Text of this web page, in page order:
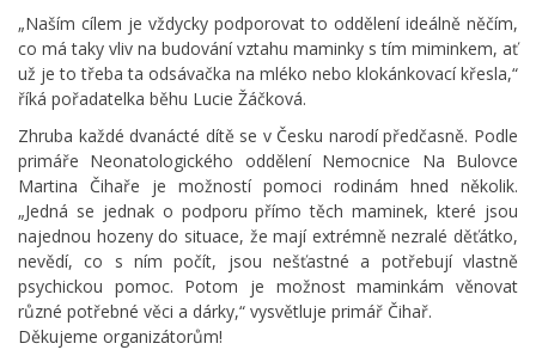
„Naším cílem je vždycky podporovat to oddělení ideálně něčím,
co má taky vliv na budování vztahu maminky s tím miminkem, ať
už je to třeba ta odsávačka na mléko nebo klokánkovací křesla,“
říká pořadatelka běhu Lucie Žáčková.
Zhruba každé dvanácté dítě se v Česku narodí předčasně. Podle
primáře Neonatologického oddělení Nemocnice Na Bulovce
Martina Čihaře je možností pomoci rodinám hned několik.
„Jedná se jednak o podporu přímo těch maminek, které jsou
najednou hozeny do situace, že mají extrémně nezralé děťátko,
nevědí, co s ním počít, jsou nešťastné a potřebují vlastně
psychickou pomoc. Potom je možnost maminkám věnovat
různé potřebné věci a dárky,“ vysvětluje primář Čihař.
Děkujeme organizátorům!